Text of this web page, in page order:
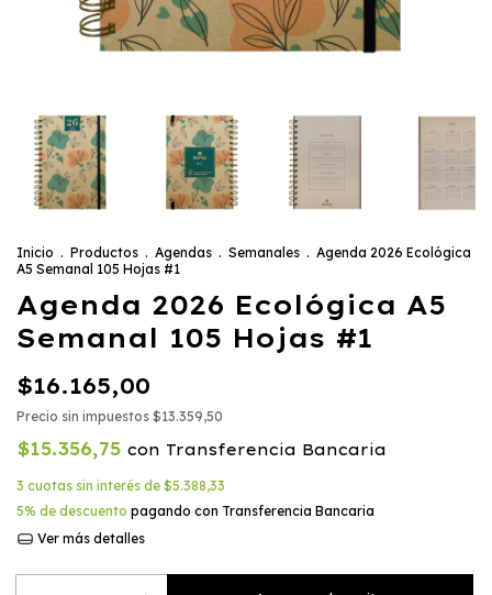
Inicio . Productos . Agendas . Semanales . Agenda 2026 Ecológica
A5 Semanal 105 Hojas #1
Agenda 2026 Ecológica A5
Semanal 105 Hojas #1
$16.165,00
Precio sin impuestos $13.359,50
$15.356,75 con Transferencia Bancaria
3 cuotas sin interés de $5.388,33
5% de descuento pagando con Transferencia Bancaria
Ver más detalles